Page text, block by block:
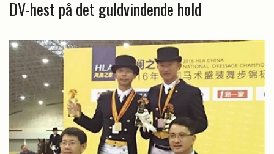
DV-hest på det guldvindende hold